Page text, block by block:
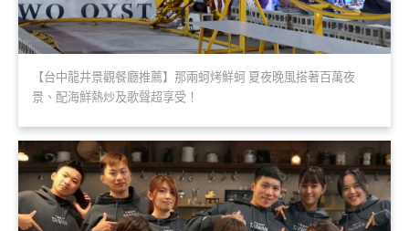
【台中龍井景觀餐廳推薦】那兩蚵烤鮮蚵 夏夜晚風搭著百萬夜
景、配海鮮熱炒及歌聲超享受！